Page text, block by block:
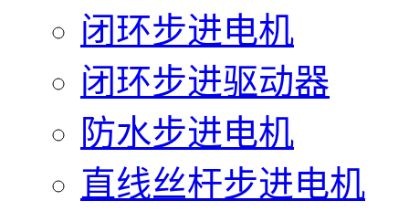
闭环步进电机
闭环步进驱动器
防水步进电机
直线丝杆步进电机